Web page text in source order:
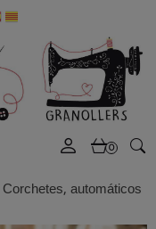
0
Corchetes, automáticos